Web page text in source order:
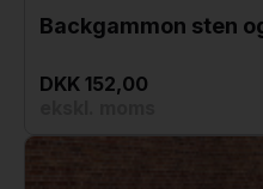
Backgammon sten
DKK 152,00